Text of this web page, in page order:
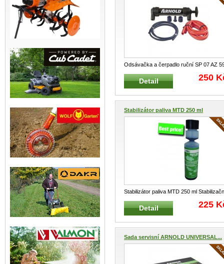
Odsávačka a čerpadlo ruční SP 07 AZ
Velmi praktická multifunkční p
...
Detail 250
Stabilizátor paliva MTD 250 ml
Stabilizátor paliva MTD 250 ml
přípravek EASY RUN vhodný
...
Detail 225
Sada servisní ARNOLD UNIVERSAL...